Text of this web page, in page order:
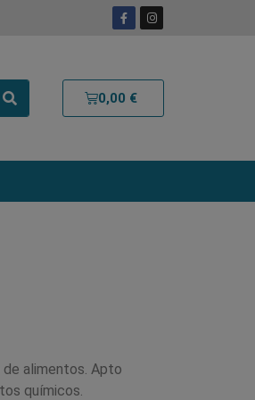
0,00 €
alimentos. Apto
químicos.